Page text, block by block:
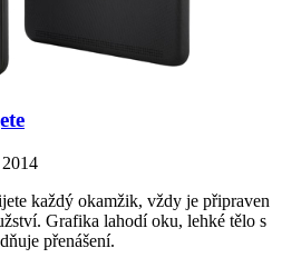
každý okamžik, vždy je připraven
Grafika lahodí oku, lehké tělo s
přenášení.